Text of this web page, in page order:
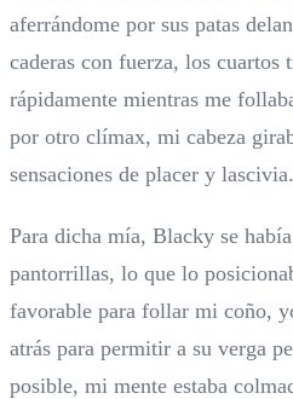
aferrándome por sus patas
caderas con fuerza, los cuartos
rápidamente mientras me
por otro clímax, mi cabeza
sensaciones de placer y lascivia.
Para dicha mía, Blacky se
pantorrillas, lo que lo
favorable para follar mi coño,
atrás para permitir a su verga
posible, mi mente estaba